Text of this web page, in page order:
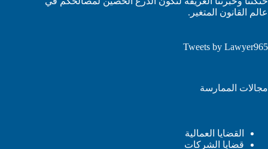
عالم القانون المتغير.
Tweets by Lawyer965
مجالات الممارسة
القضايا العمالية
قضايا الشركات